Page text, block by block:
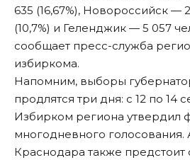
635 (16,67%), Новороссийск —
(10,7%) и Геленджик — 5 057
сообщает пресс-служба
избиркома.
Напомним, выборы
продлятся три дня: с 12 по 14
Избирком региона утвердил
многодневного голосования.
Краснодара также предстоит